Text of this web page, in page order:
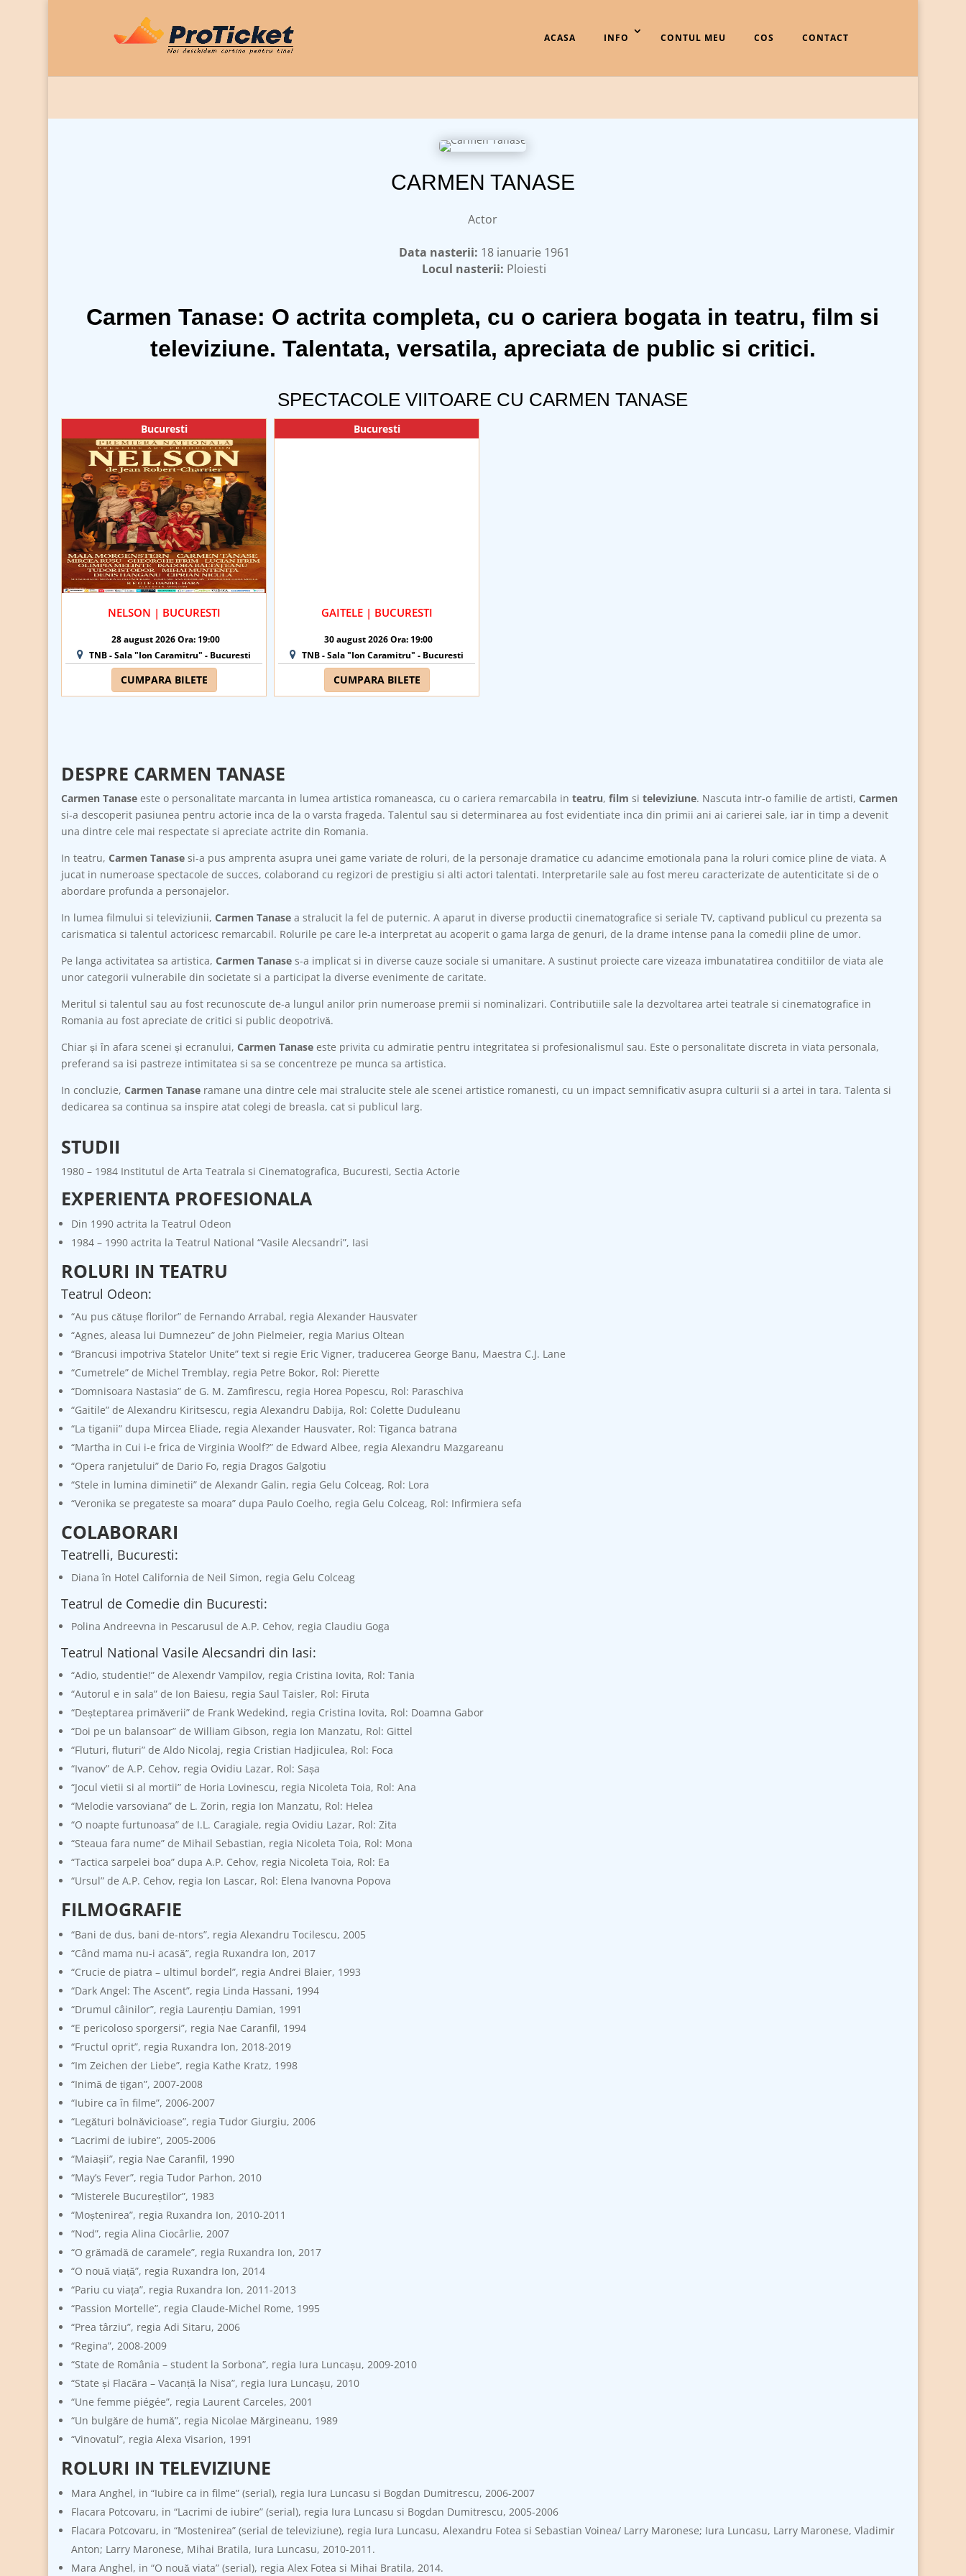
ACASA INFO CONTUL MEU COS CONTACT
CARMEN TANASE
Actor
Data nasterii: 18 ianuarie 1961
Locul nasterii: Ploiesti
Carmen Tanase: O actrita completa, cu o cariera bogata in teatru, film si
televiziune. Talentata, versatila, apreciata de public si critici.
SPECTACOLE VIITOARE CU CARMEN TANASE
Bucuresti
NELSON | BUCURESTI
28 august 2026 Ora: 19:00
TNB - Sala "Ion Caramitru" - Bucuresti
CUMPARA BILETE
Bucuresti
GAITELE | BUCURESTI
30 august 2026 Ora: 19:00
TNB - Sala "Ion Caramitru" - Bucuresti
CUMPARA BILETE
DESPRE CARMEN TANASE
Carmen Tanase este o personalitate marcanta in lumea artistica romaneasca, cu o cariera remarcabila inteatru,film siteleviziune. Nascuta intr-o familie de artisti,Carmen
si-a descoperit pasiunea pentru actorie inca de la o varsta frageda. Talentul sau si determinarea au fost evidentiate inca din primii ani ai carierei sale, iar in timp a devenit
una dintre cele mai respectate si apreciate actrite din Romania.
In teatru,Carmen Tanase si-a pus amprenta asupra unei game variate de roluri, de la personaje dramatice cu adancime emotionala pana la roluri comice pline de viata. A
jucat in numeroase spectacole de succes, colaborand cu regizori de prestigiu si alti actori talentati. Interpretarile sale au fost mereu caracterizate de autenticitate si de o
abordare profunda a personajelor.
In lumea filmului si televiziunii,Carmen Tanase a stralucit la fel de puternic. A aparut in diverse productii cinematografice si seriale TV, captivand publicul cu prezenta sa
carismatica si talentul actoricesc remarcabil. Rolurile pe care le-a interpretat au acoperit o gama larga de genuri, de la drame intense pana la comedii pline de umor.
Pe langa activitatea sa artistica,Carmen Tanase s-a implicat si in diverse cauze sociale si umanitare. A sustinut proiecte care vizeaza imbunatatirea conditiilor de viata ale
unor categorii vulnerabile din societate si a participat la diverse evenimente de caritate.
Meritul si talentul sau au fost recunoscute de-a lungul anilor prin numeroase premii si nominalizari. Contributiile sale la dezvoltarea artei teatrale si cinematografice in
Romania au fost apreciate de critici si public deopotrivă.
Chiar și în afara scenei și ecranului,Carmen Tanase este privita cu admiratie pentru integritatea si profesionalismul sau. Este o personalitate discreta in viata personala,
preferand sa isi pastreze intimitatea si sa se concentreze pe munca sa artistica.
In concluzie,Carmen Tanase ramane una dintre cele mai stralucite stele ale scenei artistice romanesti, cu un impact semnificativ asupra culturii si a artei in tara. Talenta si
dedicarea sa continua sa inspire atat colegi de breasla, cat si publicul larg.
STUDII
1980 – 1984 Institutul de Arta Teatrala si Cinematografica, Bucuresti, Sectia Actorie
EXPERIENTA PROFESIONALA
Din 1990 actrita la Teatrul Odeon
1984 – 1990 actrita la Teatrul National “Vasile Alecsandri”, Iasi
ROLURI IN TEATRU
Teatrul Odeon:
“Au pus cătușe florilor” de Fernando Arrabal, regia Alexander Hausvater
“Agnes, aleasa lui Dumnezeu” de John Pielmeier, regia Marius Oltean
“Brancusi impotriva Statelor Unite” text si regie Eric Vigner, traducerea George Banu, Maestra C.J. Lane
“Cumetrele” de Michel Tremblay, regia Petre Bokor, Rol: Pierette
“Domnisoara Nastasia” de G. M. Zamfirescu, regia Horea Popescu, Rol: Paraschiva
“Gaitile” de Alexandru Kiritsescu, regia Alexandru Dabija, Rol: Colette Duduleanu
“La tiganii” dupa Mircea Eliade, regia Alexander Hausvater, Rol: Tiganca batrana
“Martha in Cui i-e frica de Virginia Woolf?” de Edward Albee, regia Alexandru Mazgareanu
“Opera ranjetului” de Dario Fo, regia Dragos Galgotiu
“Stele in lumina diminetii” de Alexandr Galin, regia Gelu Colceag, Rol: Lora
“Veronika se pregateste sa moara” dupa Paulo Coelho, regia Gelu Colceag, Rol: Infirmiera sefa
COLABORARI
Teatrelli, Bucuresti:
Diana în Hotel California de Neil Simon, regia Gelu Colceag
Teatrul de Comedie din Bucuresti:
Polina Andreevna in Pescarusul de A.P. Cehov, regia Claudiu Goga
Teatrul National Vasile Alecsandri din Iasi:
“Adio, studentie!” de Alexendr Vampilov, regia Cristina Iovita, Rol: Tania
“Autorul e in sala” de Ion Baiesu, regia Saul Taisler, Rol: Firuta
“Deșteptarea primăverii” de Frank Wedekind, regia Cristina Iovita, Rol: Doamna Gabor
“Doi pe un balansoar” de William Gibson, regia Ion Manzatu, Rol: Gittel
“Fluturi, fluturi” de Aldo Nicolaj, regia Cristian Hadjiculea, Rol: Foca
“Ivanov” de A.P. Cehov, regia Ovidiu Lazar, Rol: Sașa
“Jocul vietii si al mortii” de Horia Lovinescu, regia Nicoleta Toia, Rol: Ana
“Melodie varsoviana” de L. Zorin, regia Ion Manzatu, Rol: Helea
“O noapte furtunoasa” de I.L. Caragiale, regia Ovidiu Lazar, Rol: Zita
“Steaua fara nume” de Mihail Sebastian, regia Nicoleta Toia, Rol: Mona
“Tactica sarpelei boa” dupa A.P. Cehov, regia Nicoleta Toia, Rol: Ea
“Ursul” de A.P. Cehov, regia Ion Lascar, Rol: Elena Ivanovna Popova
FILMOGRAFIE
“Bani de dus, bani de-ntors”, regia Alexandru Tocilescu, 2005
“Când mama nu-i acasă”, regia Ruxandra Ion, 2017
“Crucie de piatra – ultimul bordel”, regia Andrei Blaier, 1993
“Dark Angel: The Ascent”, regia Linda Hassani, 1994
“Drumul câinilor”, regia Laurențiu Damian, 1991
“E pericoloso sporgersi”, regia Nae Caranfil, 1994
“Fructul oprit”, regia Ruxandra Ion, 2018-2019
“Im Zeichen der Liebe”, regia Kathe Kratz, 1998
“Inimă de țigan”, 2007-2008
“Iubire ca în filme”, 2006-2007
“Legături bolnăvicioase”, regia Tudor Giurgiu, 2006
“Lacrimi de iubire”, 2005-2006
“Maiașii”, regia Nae Caranfil, 1990
“May’s Fever”, regia Tudor Parhon, 2010
“Misterele Bucureștilor”, 1983
“Moștenirea”, regia Ruxandra Ion, 2010-2011
“Nod”, regia Alina Ciocârlie, 2007
“O grămadă de caramele”, regia Ruxandra Ion, 2017
“O nouă viață”, regia Ruxandra Ion, 2014
“Pariu cu viața”, regia Ruxandra Ion, 2011-2013
“Passion Mortelle”, regia Claude-Michel Rome, 1995
“Prea târziu”, regia Adi Sitaru, 2006
“Regina”, 2008-2009
“State de România – student la Sorbona”, regia Iura Luncașu, 2009-2010
“State și Flacăra – Vacanță la Nisa”, regia Iura Luncașu, 2010
“Une femme piégée”, regia Laurent Carceles, 2001
“Un bulgăre de humă”, regia Nicolae Mărgineanu, 1989
“Vinovatul”, regia Alexa Visarion, 1991
ROLURI IN TELEVIZIUNE
Mara Anghel, in “Iubire ca in filme” (serial), regia Iura Luncasu si Bogdan Dumitrescu, 2006-2007
Flacara Potcovaru, in “Lacrimi de iubire” (serial), regia Iura Luncasu si Bogdan Dumitrescu, 2005-2006
Flacara Potcovaru, in “Mostenirea” (serial de televiziune), regia Iura Luncasu, Alexandru Fotea si Sebastian Voinea/ Larry Maronese; Iura Luncasu, Larry Maronese, Vladimir
Anton; Larry Maronese, Mihai Bratila, Iura Luncasu, 2010-2011.
Mara Anghel, in “O nouă viata” (serial), regia Alex Fotea si Mihai Bratila, 2014.